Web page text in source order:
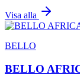
Visa alla
BELLO
BELLO